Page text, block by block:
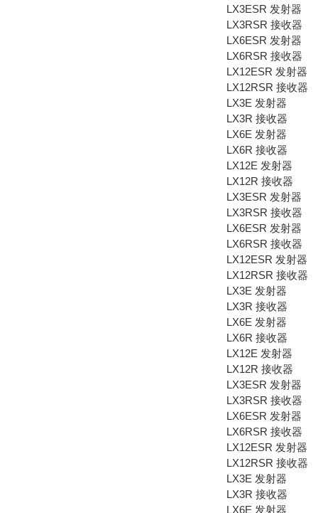
LX3ESR 发射器
LX3RSR 接收器
LX6ESR 发射器
LX6RSR 接收器
LX12ESR 发射器
LX12RSR 接收器
LX3E 发射器
LX3R 接收器
LX6E 发射器
LX6R 接收器
LX12E 发射器
LX12R 接收器
LX3ESR 发射器
LX3RSR 接收器
LX6ESR 发射器
LX6RSR 接收器
LX12ESR 发射器
LX12RSR 接收器
LX3E 发射器
LX3R 接收器
LX6E 发射器
LX6R 接收器
LX12E 发射器
LX12R 接收器
LX3ESR 发射器
LX3RSR 接收器
LX6ESR 发射器
LX6RSR 接收器
LX12ESR 发射器
LX12RSR 接收器
LX3E 发射器
LX3R 接收器
LX6E 发射器